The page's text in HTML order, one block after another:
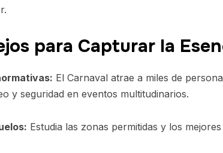
para Capturar la
El Carnaval atrae a miles de
y seguridad en eventos multitudinarios.
Estudia las zonas permitidas y los